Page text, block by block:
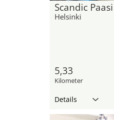
Scandic Paasi
Helsinki
5,33
Kilometer
Details